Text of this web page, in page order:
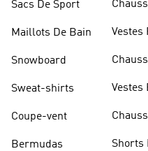
Sacs De Sport
Maillots De Bain
Snowboard
Sweat-shirts
Coupe-vent
Bermudas
Vestes
Vestes
Shorts